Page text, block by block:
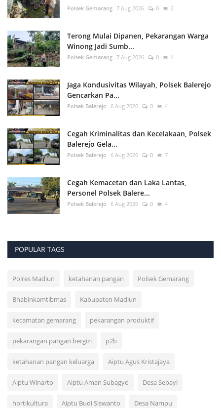
Polsek Gemarang 7 Aug 2026 0 2
Terong Mulai Dipanen, Pekarangan Warga
Winong Jadi Sumb...
Polsek Gemarang 7 Aug 2026 0 4
Jaga Kondusivitas Wilayah, Polsek Balerejo
Gencarkan Pa...
Polsek Balerejo 6 Aug 2026 0 4
Cegah Kriminalitas dan Kecelakaan, Polsek
Balerejo Gela...
Polsek Balerejo 6 Aug 2026 0 7
Cegah Kemacetan dan Laka Lantas,
Personel Polsek Balere...
Polsek Balerejo 6 Aug 2026 0 4
POPULAR TAGS
Polres Madiun ketahanan pangan Polsek Gemarang
Bhabinkamtibmas Kabupaten Madiun
kecamatan gemarang pekarangan produktif
pekarangan pangan bergizi p2b
ketahanan pangan keluarga Aiptu Agus Kristajaya
Aiptu Winarto Aiptu Aman Subagyo Desa Sebayi
hortikultura Aiptu Budi Siswanto Desa Nampu